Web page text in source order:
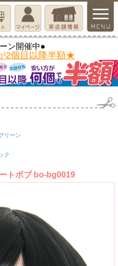
ン開催中●
2個目以降半額★
リーン
ク
トボブ bo-bg0019